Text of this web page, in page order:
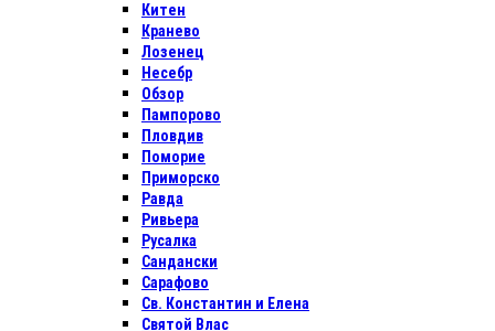
Китен
Кранево
Лозенец
Несебр
Обзор
Пампорово
Пловдив
Поморие
Приморско
Равда
Ривьера
Русалка
Сандански
Сарафово
Св. Константин и Елена
Святой Влас